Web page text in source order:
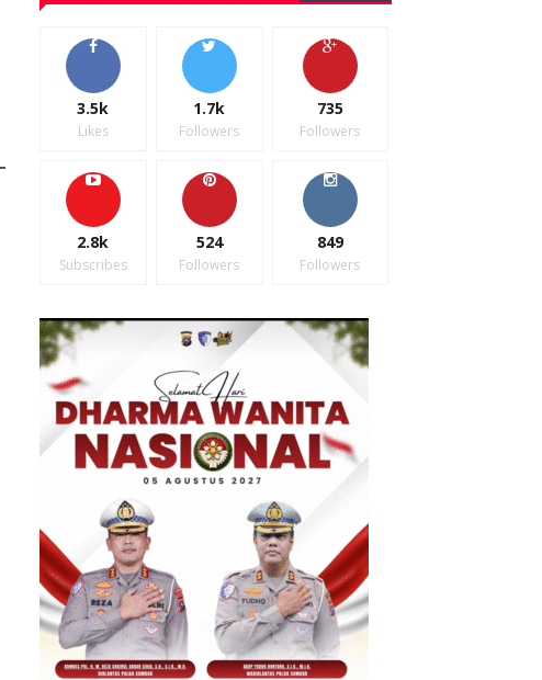
3.5k
Likes
1.7k
Followers
735
Followers
2.8k
Subscribes
524
Followers
849
Followers